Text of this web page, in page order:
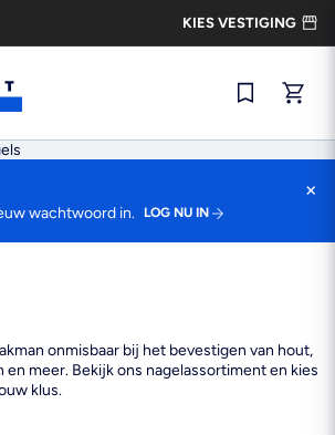
KIES VESTIGING
Snel
wachtwoord in.
LOG NU IN
×
onmisbaar bij het bevestigen van hout,
en meer. Bekijk ons nagelassortiment en kies
klus.